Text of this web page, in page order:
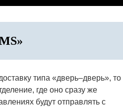
типа «дверь–дверь», то
где оно сразу же
будут отправлять с